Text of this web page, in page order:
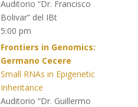
Auditorio “Dr. Francisco
Bolivar” del IBt
5:00 pm
Frontiers in Genomics:
Germano Cecere
Small RNAs in Epigenetic
Inheritance
Auditorio “Dr. Guillermo